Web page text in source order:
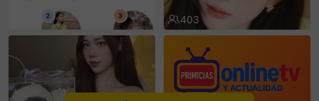
403